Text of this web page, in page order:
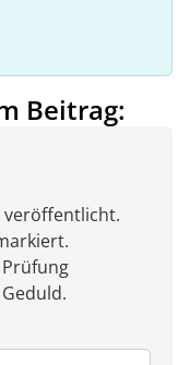
Beitrag:
veröffentlicht.